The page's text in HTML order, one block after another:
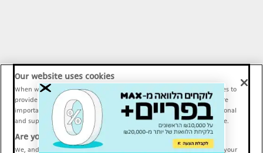
Our website uses cookies
When we provide Maariv, TMI and Sport1 content online, we use cookies to
provide social media features and to analyze our traffic. These tools are
important and necessary for our website functionality. Others are optional
and support Maariv, TMI and Sport1 activity and your online experience.
Are you happy to accept cookies?
We, and our partners, use information about your use of our site and your